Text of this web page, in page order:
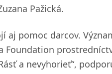
Pažická.
aj pomoc darcov.
Foundation
a nevyhorieť“,